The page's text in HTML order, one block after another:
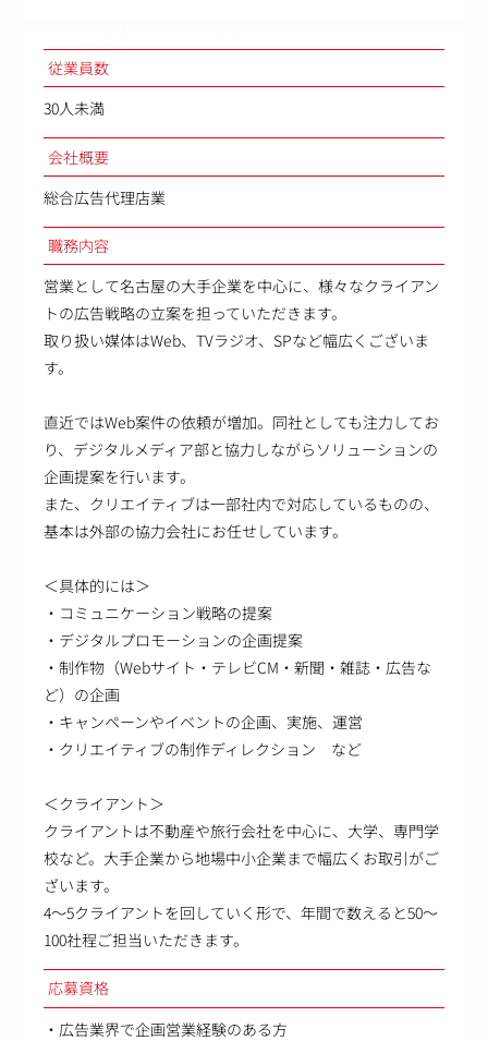
従業員数
30人未満
会社概要
総合広告代理店業
職務内容
営業として名古屋の大手企業を中心に、様々なクライアン
トの広告戦略の立案を担っていただきます。
取り扱い媒体はWeb、TVラジオ、SPなど幅広くございま
す。
直近ではWeb案件の依頼が増加。同社としても注力してお
り、デジタルメディア部と協力しながらソリューションの
企画提案を行います。
また、クリエイティブは一部社内で対応しているものの、
基本は外部の協力会社にお任せしています。
＜具体的には＞
・コミュニケーション戦略の提案
・デジタルプロモーションの企画提案
・制作物（Webサイト・テレビCM・新聞・雑誌・広告な
ど）の企画
・キャンペーンやイベントの企画、実施、運営
・クリエイティブの制作ディレクション など
＜クライアント＞
クライアントは不動産や旅行会社を中心に、大学、専門学
校など。大手企業から地場中小企業まで幅広くお取引がご
ざいます。
4～5クライアントを回していく形で、年間で数えると50～
100社程ご担当いただきます。
応募資格
・広告業界で企画営業経験のある方